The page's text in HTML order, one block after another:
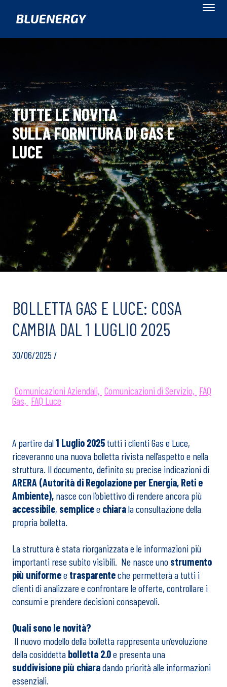
TUTTE LE NOVITÀ
SULLA FORNITURA DI GAS E
LUCE
BOLLETTA GAS E LUCE: COSA
CAMBIA DAL 1 LUGLIO 2025
30/06/2025 /
Comunicazioni Aziendali, Comunicazioni di Servizio, FAQ
Gas, FAQ Luce
A partire dal 1 Luglio 2025 tutti i clienti Gas e Luce,
riceveranno una nuova bolletta rivista nell’aspetto e nella
struttura. Il documento, definito su precise indicazioni di
ARERA (Autorità di Regolazione per Energia, Reti e
Ambiente), nasce con l’obiettivo di rendere ancora più
accessibile, semplicee chiarala consultazione della
propria bolletta.
La struttura è stata riorganizzata e le informazioni più
importanti rese subito visibili. Ne nasce uno strumento
più uniformee trasparenteche permetterà a tutti i
clienti di analizzare e confrontare le offerte, controllare i
consumi e prendere decisioni consapevoli.
Quali sono le novità?
Il nuovo modello della bolletta rappresenta un’evoluzione
della cosiddetta bolletta 2.0e presenta una
suddivisione più chiaradando priorità alle informazioni
essenziali.